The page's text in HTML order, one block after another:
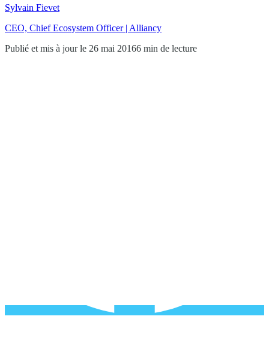
Sylvain Fievet
CEO, Chief Ecosystem Officer | Alliancy
Publié et mis à jour le 26 mai 20166 min de lecture